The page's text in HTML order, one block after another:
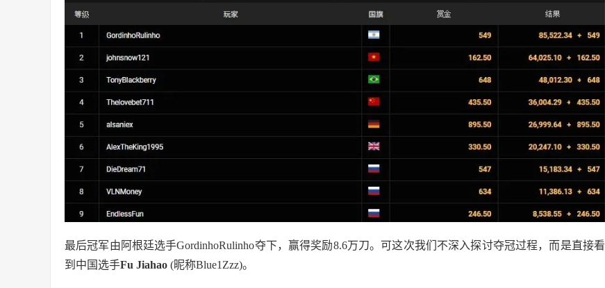
最后冠军由阿根廷选手GordinhoRulinho夺下，赢得奖励8.6万刀。可这次我们不深入探讨夺冠过程，而是直接看
到中国选手Fu Jiahao (昵称Blue1Zzz)。